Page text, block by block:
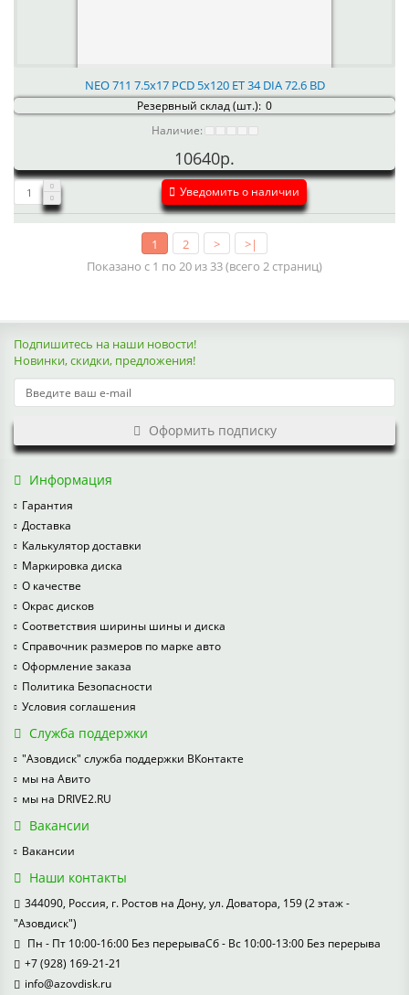
NEO 711 7.5x17 PCD 5x120 ET 34 DIA 72.6 BD
Резервный склад (шт.): 0
Наличие:
10640р.
Уведомить о наличии
1 2 >
>|
Показано с 1 по 20 из 33 (всего 2 страниц)
Подпишитесь на наши новости!
Новинки, скидки, предложения!
Оформить подписку
Информация
Гарантия
Доставка
Калькулятор доставки
Маркировка диска
О качестве
Окрас дисков
Соответствия ширины шины и диска
Справочник размеров по марке авто
Оформление заказа
Политика Безопасности
Условия соглашения
Служба поддержки
"Азовдиск" служба поддержки ВКонтакте
мы на Авито
мы на DRIVE2.RU
Вакансии
Вакансии
Наши контакты
344090, Россия, г. Ростов на Дону, ул. Доватора, 159 (2 этаж -
"Азовдиск")
Пн - Пт 10:00-16:00 Без перерываСб - Вс 10:00-13:00 Без перерыва
+7 (928) 169-21-21
info@azovdisk.ru